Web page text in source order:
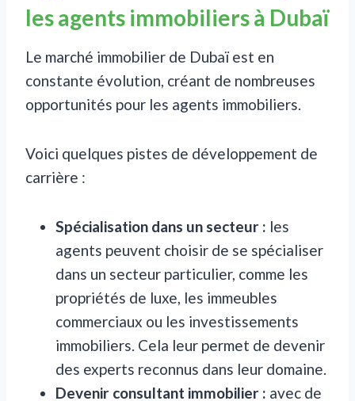
les agents immobiliers à Dubaï
Le marché immobilier de Dubaï est en
constante évolution, créant de nombreuses
opportunités pour les agents immobiliers.
Voici quelques pistes de développement de
carrière :
Spécialisation dans un secteur : les
agents peuvent choisir de se spécialiser
dans un secteur particulier, comme les
propriétés de luxe, les immeubles
commerciaux ou les investissements
immobiliers. Cela leur permet de devenir
des experts reconnus dans leur domaine.
Devenir consultant immobilier : avec de